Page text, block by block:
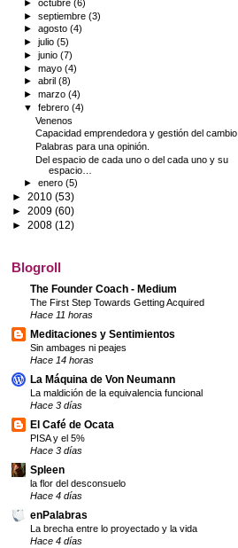
►octubre(6)
►septiembre(3)
►agosto(4)
►julio(5)
►junio(7)
►mayo(4)
►abril(8)
►marzo(4)
▼febrero(4)
Venenos
Capacidad emprendedora y gestión del cambio
Palabras para una opinión.
Del espacio de cada uno o del cada uno y su
espacio…
►enero(5)
► 2010 (53)
► 2009 (60)
► 2008 (12)
Blogroll
The Founder Coach - Medium
The First Step Towards Getting Acquired
Hace 11 horas
Meditaciones y Sentimientos
Sin ambages ni peajes
Hace 14 horas
La Máquina de Von Neumann
La maldición de la equivalencia funcional
Hace 3 días
El Café de Ocata
PISA y el 5%
Hace 3 días
Spleen
la flor del desconsuelo
Hace 4 días
enPalabras
La brecha entre lo proyectado y la vida
Hace 4 días